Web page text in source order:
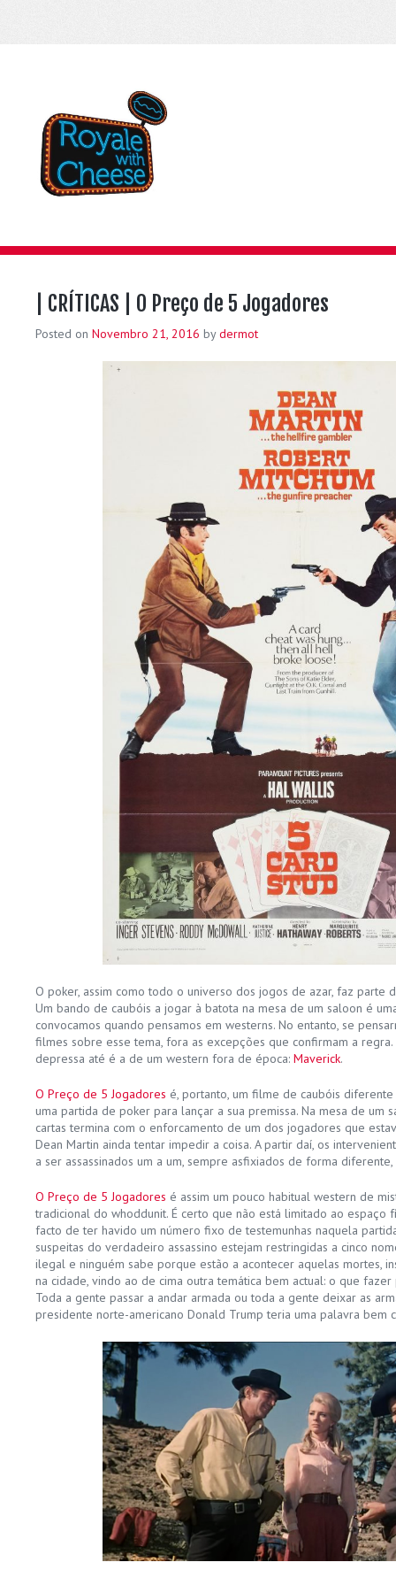
| CRÍTICAS | O Preço de 5 Jogadores
Posted on Novembro 21, 2016 bydermot
O poker, assim como todo o universo dos jogos de azar, faz parte
Um bando de caubóis a jogar à batota na mesa de um saloon é
convocamos quando pensamos em westerns. No entanto, se
filmes sobre esse tema, fora as excepções que confirmam a regra.
depressa até é a de um western fora de época: Maverick.
O Preço de 5 Jogadores é, portanto, um filme de caubóis
uma partida de poker para lançar a sua premissa. Na mesa de um
cartas termina com o enforcamento de um dos jogadores que
Dean Martin ainda tentar impedir a coisa. A partir daí, os
a ser assassinados um a um, sempre asfixiados de forma
O Preço de 5 Jogadores é assim um pouco habitual western de
tradicional do whoddunit. É certo que não está limitado ao espaço
facto de ter havido um número fixo de testemunhas naquela
suspeitas do verdadeiro assassino estejam restringidas a cinco
ilegal e ninguém sabe porque estão a acontecer aquelas mortes,
na cidade, vindo ao de cima outra temática bem actual: o que fazer
Toda a gente passar a andar armada ou toda a gente deixar as
presidente norte-americano Donald Trump teria uma palavra bem